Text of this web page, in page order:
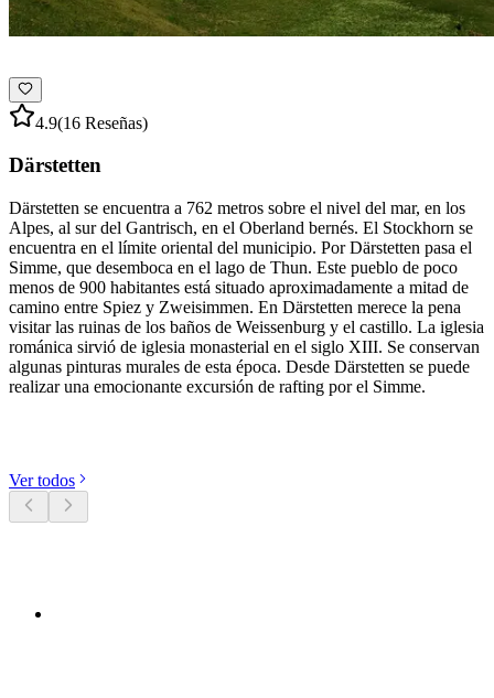
4.9(16 Reseñas)
Därstetten
Därstetten se encuentra a 762 metros sobre el nivel del mar, en los
Alpes, al sur del Gantrisch, en el Oberland bernés. El Stockhorn se
encuentra en el límite oriental del municipio. Por Därstetten pasa el
Simme, que desemboca en el lago de Thun. Este pueblo de poco
menos de 900 habitantes está situado aproximadamente a mitad de
camino entre Spiez y Zweisimmen. En Därstetten merece la pena
visitar las ruinas de los baños de Weissenburg y el castillo. La iglesia
románica sirvió de iglesia monasterial en el siglo XIII. Se conservan
algunas pinturas murales de esta época. Desde Därstetten se puede
realizar una emocionante excursión de rafting por el Simme.
Ver todos